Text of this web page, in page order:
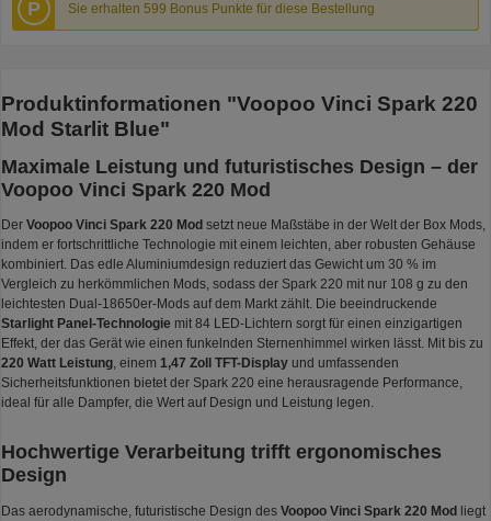
P Sie erhalten 599 Bonus Punkte für diese Bestellung
Produktinformationen "Voopoo Vinci Spark 220
Mod Starlit Blue"
Maximale Leistung und futuristisches Design – der
Voopoo Vinci Spark 220 Mod
Der Voopoo Vinci Spark 220 Mod setzt neue Maßstäbe in der Welt der Box Mods,
indem er fortschrittliche Technologie mit einem leichten, aber robusten Gehäuse
kombiniert. Das edle Aluminiumdesign reduziert das Gewicht um 30 % im
Vergleich zu herkömmlichen Mods, sodass der Spark 220 mit nur 108 g zu den
leichtesten Dual-18650er-Mods auf dem Markt zählt. Die beeindruckende
Starlight Panel-Technologie mit 84 LED-Lichtern sorgt für einen einzigartigen
Effekt, der das Gerät wie einen funkelnden Sternenhimmel wirken lässt. Mit bis zu
220 Watt Leistung, einem 1,47 Zoll TFT-Display und umfassenden
Sicherheitsfunktionen bietet der Spark 220 eine herausragende Performance,
ideal für alle Dampfer, die Wert auf Design und Leistung legen.
Hochwertige Verarbeitung trifft ergonomisches
Design
Das aerodynamische, futuristische Design des Voopoo Vinci Spark 220 Mod liegt